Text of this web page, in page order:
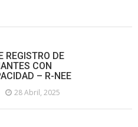
REGISTRO DE
CON
– R-NEE
28 Abril, 2025